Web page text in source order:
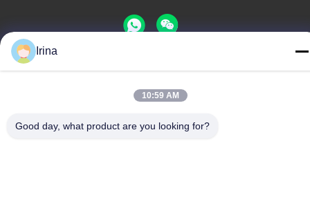
Политика конфиденциальности|Карта сайта
Доставщик. -2026 MCREAT (GUANGZHOU) BIO-TECH CO.,LTD
Irina
10:59 AM
Good day, what product are you looking for?